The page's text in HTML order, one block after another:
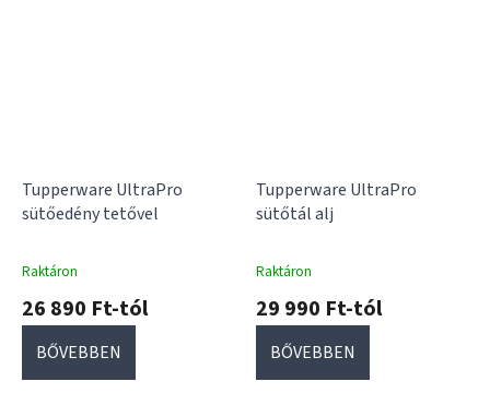
Tupperware UltraPro
sütőedény tetővel
Raktáron
26 890 Ft-tól
BŐVEBBEN
Tupperware UltraPro
sütőtál alj
Raktáron
29 990 Ft-tól
BŐVEBBEN